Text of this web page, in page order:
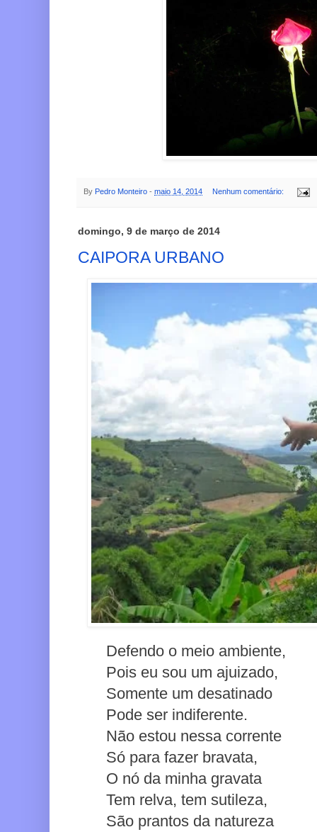
By Pedro Monteiro - maio 14, 2014 Nenhum comentário:
domingo, 9 de março de 2014
CAIPORA URBANO
Defendo o meio ambiente,
Pois eu sou um ajuizado,
Somente um desatinado
Pode ser indiferente.
Não estou nessa corrente
Só para fazer bravata,
O nó da minha gravata
Tem relva, tem sutileza,
São prantos da natureza